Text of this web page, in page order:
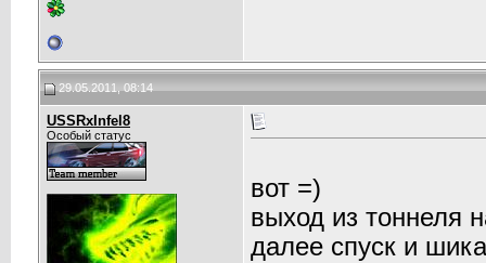
29.05.2011, 08:14
USSRxInfel8
Особый статус
вот =)
выход из тоннеля
далее спуск и